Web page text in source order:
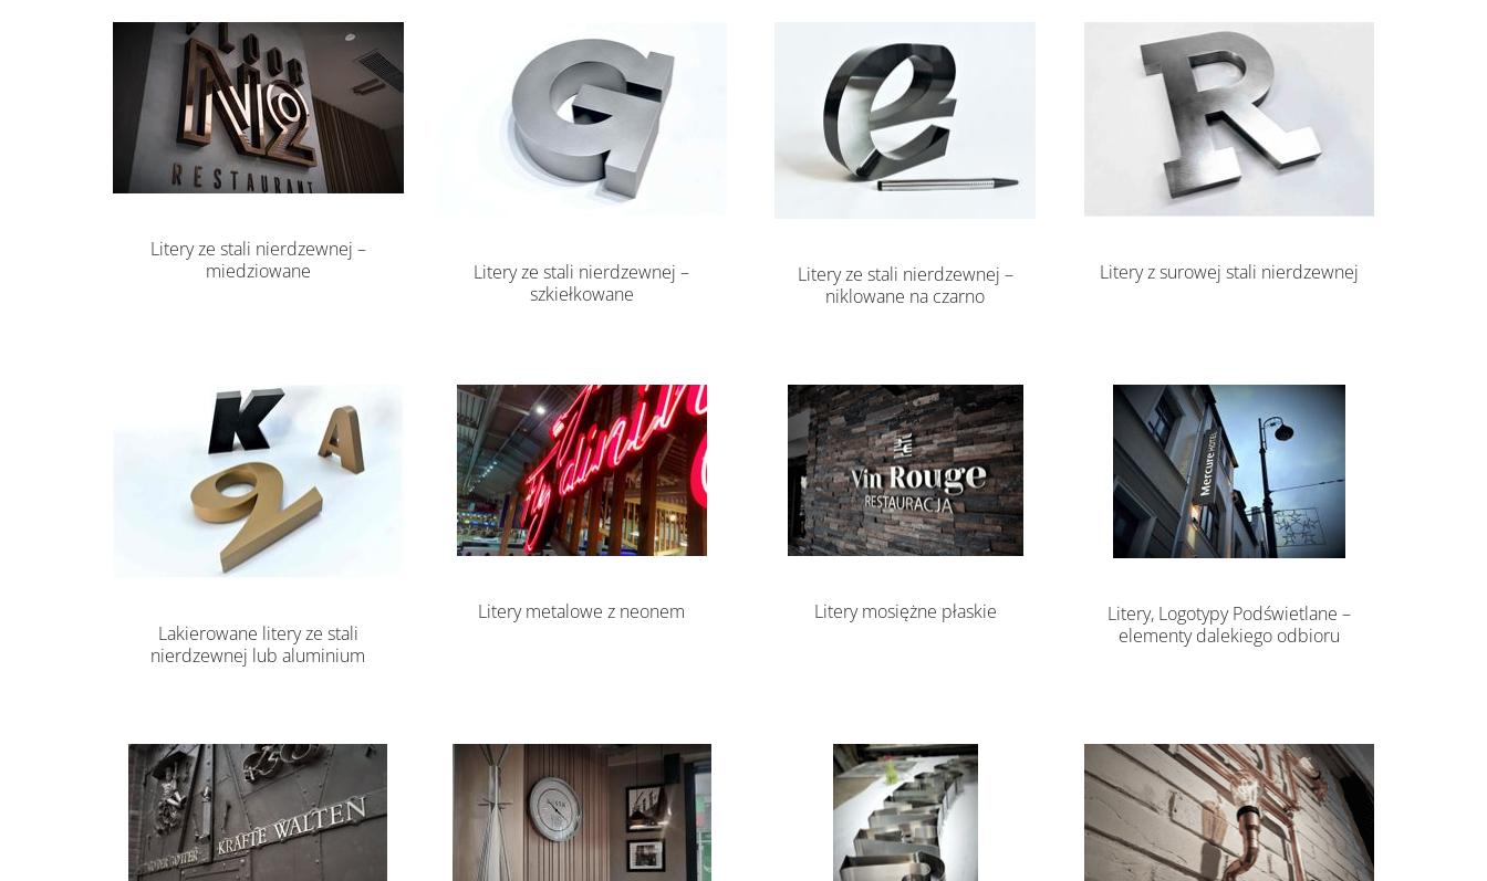
Litery ze stali nierdzewnej –
miedziowane
Litery ze stali nierdzewnej –
szkiełkowane
Litery ze stali nierdzewnej –
niklowane na czarno
Litery z surowej stali nierdzewnej
Lakierowane litery ze stali
nierdzewnej lub aluminium
Litery metalowe z neonem Litery mosiężne płaskie
Litery, Logotypy Podświetlane –
elementy dalekiego odbioru